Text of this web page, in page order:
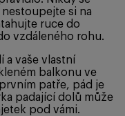
si na
ruce do
vzdáleného rohu.
a vaše vlastní
balkonu ve
patře, pád je
padající dolů může
pod vámi.